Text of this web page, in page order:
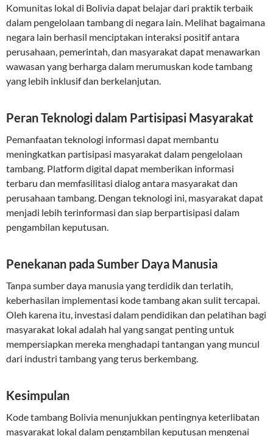
Komunitas lokal di Bolivia dapat belajar dari praktik terbaik
dalam pengelolaan tambang di negara lain. Melihat bagaimana
negara lain berhasil menciptakan interaksi positif antara
perusahaan, pemerintah, dan masyarakat dapat menawarkan
wawasan yang berharga dalam merumuskan kode tambang
yang lebih inklusif dan berkelanjutan.
Peran Teknologi dalam Partisipasi Masyarakat
Pemanfaatan teknologi informasi dapat membantu
meningkatkan partisipasi masyarakat dalam pengelolaan
tambang. Platform digital dapat memberikan informasi
terbaru dan memfasilitasi dialog antara masyarakat dan
perusahaan tambang. Dengan teknologi ini, masyarakat dapat
menjadi lebih terinformasi dan siap berpartisipasi dalam
pengambilan keputusan.
Penekanan pada Sumber Daya Manusia
Tanpa sumber daya manusia yang terdidik dan terlatih,
keberhasilan implementasi kode tambang akan sulit tercapai.
Oleh karena itu, investasi dalam pendidikan dan pelatihan bagi
masyarakat lokal adalah hal yang sangat penting untuk
mempersiapkan mereka menghadapi tantangan yang muncul
dari industri tambang yang terus berkembang.
Kesimpulan
Kode tambang Bolivia menunjukkan pentingnya keterlibatan
masyarakat lokal dalam pengambilan keputusan mengenai